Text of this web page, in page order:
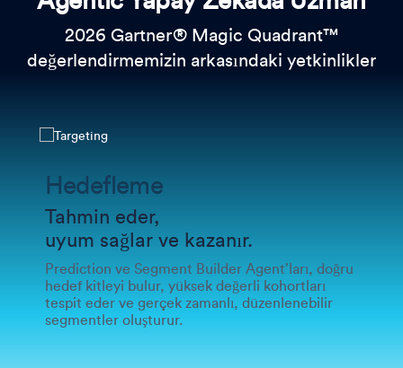
2026 Gartner® Magic Quadrant™
değerlendirmemizin arkasındaki yetkinlikler
Hedefleme
Tahmin eder,
uyum sağlar ve kazanır.
Prediction ve Segment Builder Agent’ları, doğru
hedef kitleyi bulur, yüksek değerli kohortları
tespit eder ve gerçek zamanlı, düzenlenebilir
segmentler oluşturur.